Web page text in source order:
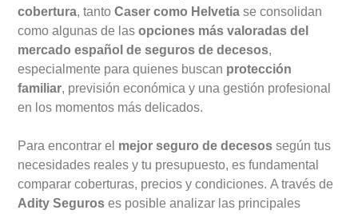
cobertura, tanto Caser como Helvetia se consolidan
como algunas de las opciones más valoradas del
mercado español de seguros de decesos,
especialmente para quienes buscan protección
familiar, previsión económica y una gestión profesional
en los momentos más delicados.
Para encontrar el mejor seguro de decesos según tus
necesidades reales y tu presupuesto, es fundamental
comparar coberturas, precios y condiciones. A través de
Adity Seguros es posible analizar las principales